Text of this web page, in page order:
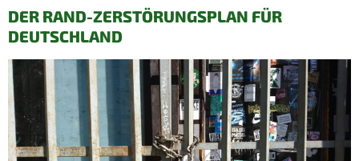
DER RAND-ZERSTÖRUNGSPLAN FÜR
DEUTSCHLAND